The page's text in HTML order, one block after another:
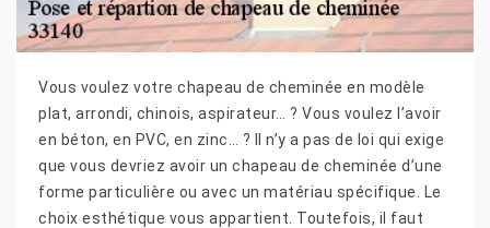
Vous voulez votre chapeau de cheminée en modèle
plat, arrondi, chinois, aspirateur… ? Vous voulez l’avoir
en béton, en PVC, en zinc… ? Il n’y a pas de loi qui exige
que vous devriez avoir un chapeau de cheminée d’une
forme particulière ou avec un matériau spécifique. Le
choix esthétique vous appartient. Toutefois, il faut